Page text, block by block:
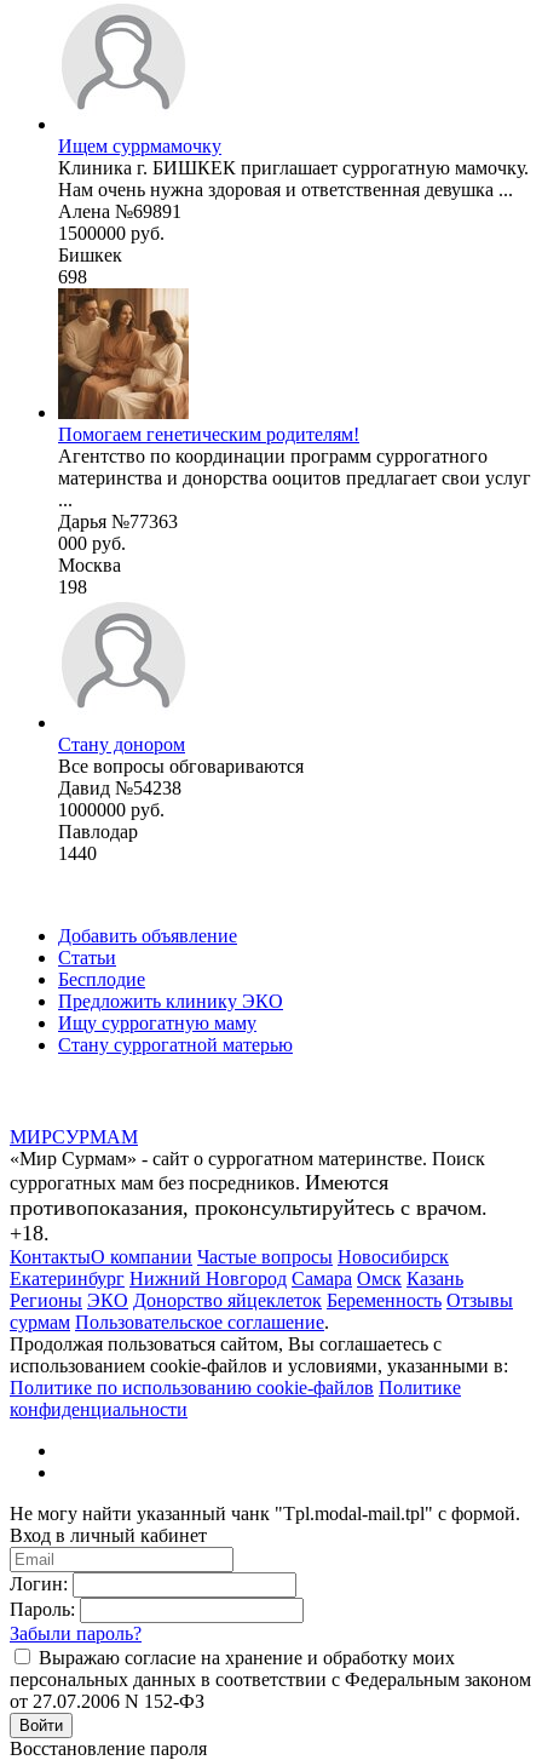
Ищем суррмамочку
Клиника г. БИШКЕК приглашает суррогатную мамочку.
Нам очень нужна здоровая и ответственная девушка ...
Алена №69891
1500000 руб.
Бишкек
698
Помогаем генетическим родителям!
Агентство по координации программ суррогатного
материнства и донорства ооцитов предлагает свои услуг
...
Дарья №77363
000 руб.
Москва
198
Стану донором
Все вопросы обговариваются
Давид №54238
1000000 руб.
Павлодар
1440
Добавить объявление
Статьи
Бесплодие
Предложить клинику ЭКО
Ищу суррогатную маму
Стану суррогатной матерью
МИРСУРМАМ
«Мир Сурмам» - сайт о суррогатном материнстве. Поиск
суррогатных мам без посредников. Имеются
противопоказания, проконсультируйтесь с врачом.
+18.
КонтактыО компании Частые вопросы Новосибирск
Екатеринбург Нижний Новгород Самара Омск Казань
Регионы ЭКО Донорство яйцеклеток Беременность Отзывы
сурмам Пользовательское соглашение.
Продолжая пользоваться сайтом, Вы соглашаетесь с
использованием cookie-файлов и условиями, указанными в:
Политике по использованию cookie-файлов Политике
конфиденциальности
Не могу найти указанный чанк "Tpl.modal-mail.tpl" с формой.
Вход в личный кабинет
Логин:
Пароль:
Забыли пароль?
Выражаю согласие на хранение и обработку моих
персональных данных в соответствии с Федеральным законом
от 27.07.2006 N 152-ФЗ
Войти
Восстановление пароля